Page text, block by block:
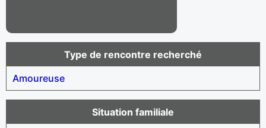
Type de rencontre recherché
Amoureuse
Situation familiale